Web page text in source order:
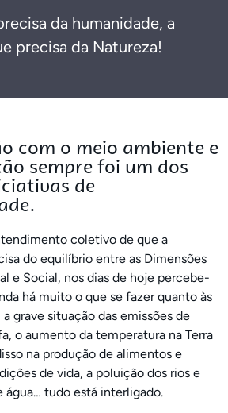
da humanidade, a
precisa da Natureza!
com o meio ambiente e
sempre foi um dos
de
coletivo de que a
do equilíbrio entre as Dimensões
e Social, nos dias de hoje percebe-
há muito o que se fazer quanto às
grave situação das emissões de
o aumento da temperatura na Terra
na produção de alimentos e
de vida, a poluição dos rios e
água… tudo está interligado.